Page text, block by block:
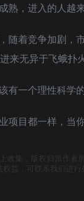
熟，进入的人越
随着竞争加剧，
来无异于飞蛾扑火
有一个理性科学
项目都一样，当
收集，版权归原作者
益，可联系我们进行